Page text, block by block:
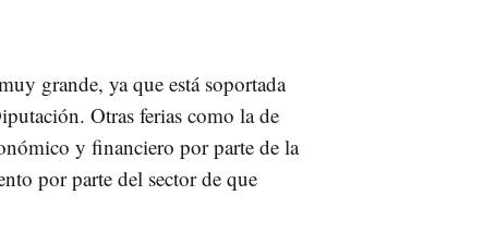
grande, ya que está soportada
Otras ferias como la de
y financiero por parte de la
por parte del sector de que